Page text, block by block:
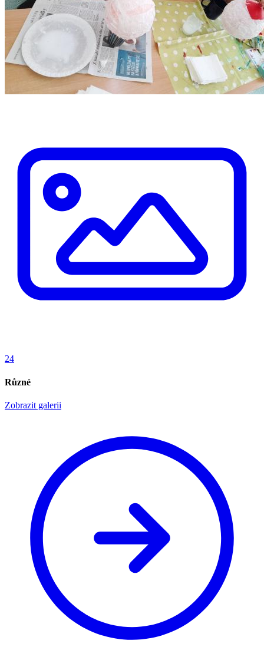
24
Různé
Zobrazit galerii